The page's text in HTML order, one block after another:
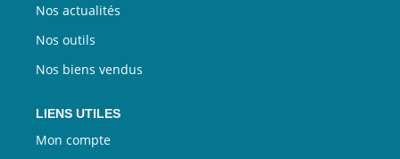
Nos actualités
Nos outils
Nos biens vendus
LIENS UTILES
Mon compte